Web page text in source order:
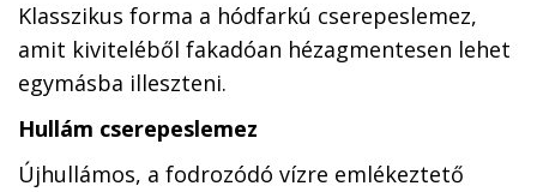
Klasszikus forma a hódfarkú cserepeslemez,
amit kiviteléből fakadóan hézagmentesen lehet
egymásba illeszteni.
Hullám cserepeslemez
Újhullámos, a fodrozódó vízre emlékeztető